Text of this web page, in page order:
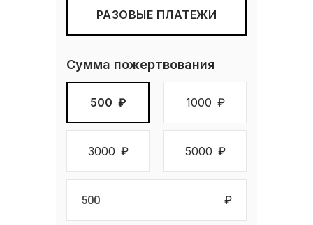
РАЗОВЫЕ ПЛАТЕЖИ
Сумма пожертвования
500 ₽ 1000 ₽
3000 ₽ 5000 ₽
₽